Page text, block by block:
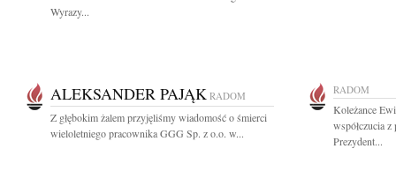
Wyrazy...
ALEKSANDER PAJĄK RADOM
Z głębokim żalem przyjęliśmy wiadomość o śmierci
wieloletniego pracownika GGG Sp. z o.o. w...
RADOM
Koleżance
współczucia
Prezydent...